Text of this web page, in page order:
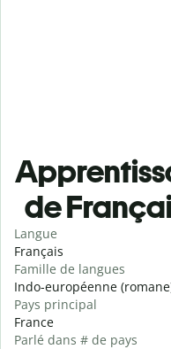
de
Langue
Français
Famille de langues
Indo-européenne
Pays principal
France
Parlé dans # de pays